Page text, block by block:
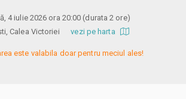
4 iulie 2026 ora 20:00 (durata 2 ore)
Calea Victorieivezi pe harta
este valabila doar pentru meciul ales!